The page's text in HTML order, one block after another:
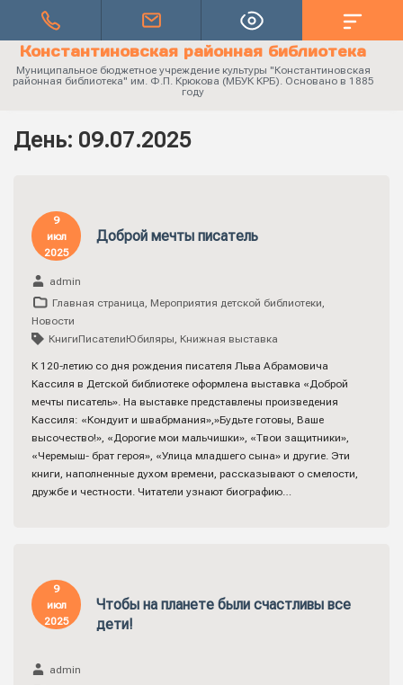
Константиновская районная библиотека
Муниципальное бюджетное учреждение культуры "Константиновская
районная библиотека" им. Ф.П. Крюкова (МБУК КРБ). Основано в 1885
году
День: 09.07.2025
9
июл
2025
Доброй мечты писатель
admin
Главная страница, Мероприятия детской библиотеки,
Новости
КнигиПисателиЮбиляры, Книжная выставка
К 120-летию со дня рождения писателя Льва Абрамовича
Кассиля в Детской библиотеке оформлена выставка «Доброй
мечты писатель». На выставке представлены произведения
Кассиля: «Кондуит и швабрмания»,»Будьте готовы, Ваше
высочество!», «Дорогие мои мальчишки», «Твои защитники»,
«Черемыш- брат героя», «Улица младшего сына» и другие. Эти
книги, наполненные духом времени, рассказывают о смелости,
дружбе и честности. Читатели узнают биографию…
9
июл
2025
Чтобы на планете были счастливы все
дети!
admin